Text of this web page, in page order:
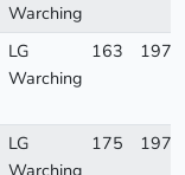
Warching
LG
Warching
163 1970
LG
175 1970